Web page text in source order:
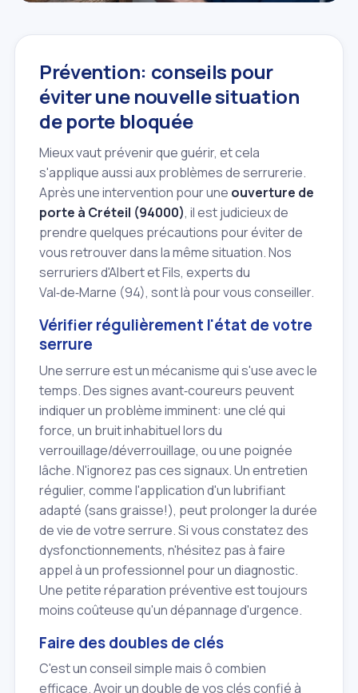
Prévention: conseils pour
éviter une nouvelle situation
de porte bloquée
Mieux vaut prévenir que guérir, et cela
s'applique aussi aux problèmes de serrurerie.
Après une intervention pour une ouverture de
porte à Créteil (94000), il est judicieux de
prendre quelques précautions pour éviter de
vous retrouver dans la même situation. Nos
serruriers d'Albert et Fils, experts du
Val‑de‑Marne (94), sont là pour vous conseiller.
Vérifier régulièrement l'état de votre
serrure
Une serrure est un mécanisme qui s'use avec le
temps. Des signes avant‑coureurs peuvent
indiquer un problème imminent: une clé qui
force, un bruit inhabituel lors du
verrouillage/déverrouillage, ou une poignée
lâche. N'ignorez pas ces signaux. Un entretien
régulier, comme l'application d'un lubrifiant
adapté (sans graisse!), peut prolonger la durée
de vie de votre serrure. Si vous constatez des
dysfonctionnements, n'hésitez pas à faire
appel à un professionnel pour un diagnostic.
Une petite réparation préventive est toujours
moins coûteuse qu'un dépannage d'urgence.
Faire des doubles de clés
C'est un conseil simple mais ô combien
efficace. Avoir un double de vos clés confié à